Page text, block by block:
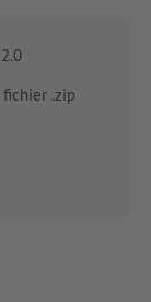
.zip